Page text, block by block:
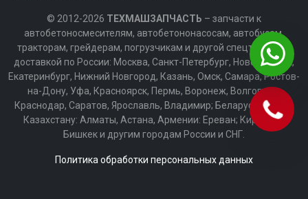
© 2012-2026 ТЕХМАШЗАПЧАСТЬ – запчасти к
автобетоносмесителям, автобетононасосам, автобусам,
тракторам, грейдерам, погрузчикам и другой спецтехнике с
доставкой по России: Москва, Санкт-Петербург, Новосибирск,
Екатеринбург, Нижний Новгород, Казань, Омск, Самара, Ростов-
на-Дону, Уфа, Красноярск, Пермь, Воронеж, Волгоград,
Краснодар, Саратов, Ярославль, Владимир; Беларуси: Минск;
Казахстану: Алматы, Астана, Армении: Ереван; Киргизии:
Бишкек и другим городам России и СНГ.
Политика обработки персональных данных